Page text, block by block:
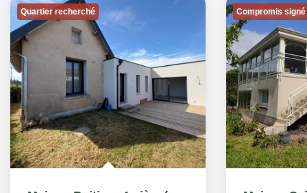
Quartier recherché Compromis signé